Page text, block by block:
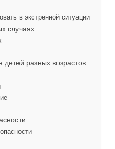
в экстренной ситуации
случаях
детей разных возрастов